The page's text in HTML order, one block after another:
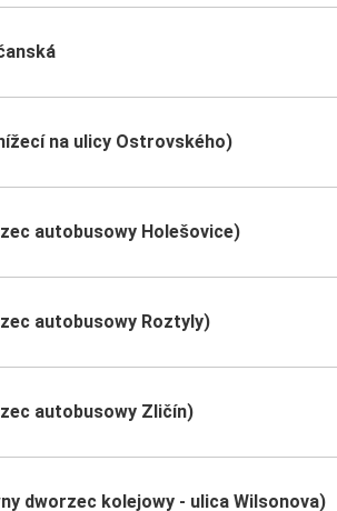
na ulicy Ostrovského)
autobusowy Holešovice)
autobusowy Roztyly)
autobusowy Zličín)
dworzec kolejowy - ulica Wilsonova)